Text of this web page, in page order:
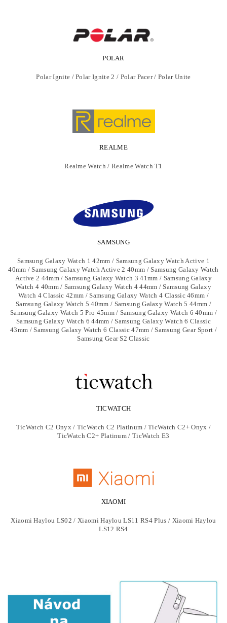
POLAR
Polar Ignite / Polar Ignite 2 / Polar Pacer / Polar Unite
REALME
Realme Watch / Realme Watch T1
SAMSUNG
Samsung Galaxy Watch 1 42mm / Samsung Galaxy Watch Active 1
40mm / Samsung Galaxy Watch Active 2 40mm / Samsung Galaxy Watch
Active 2 44mm / Samsung Galaxy Watch 3 41mm / Samsung Galaxy
Watch 4 40mm / Samsung Galaxy Watch 4 44mm / Samsung Galaxy
Watch 4 Classic 42mm / Samsung Galaxy Watch 4 Classic 46mm /
Samsung Galaxy Watch 5 40mm / Samsung Galaxy Watch 5 44mm /
Samsung Galaxy Watch 5 Pro 45mm / Samsung Galaxy Watch 6 40mm /
Samsung Galaxy Watch 6 44mm / Samsung Galaxy Watch 6 Classic
43mm / Samsung Galaxy Watch 6 Classic 47mm / Samsung Gear Sport /
Samsung Gear S2 Classic
TICWATCH
TicWatch C2 Onyx / TicWatch C2 Platinum / TicWatch C2+ Onyx /
TicWatch C2+ Platinum / TicWatch E3
XIAOMI
Xiaomi Haylou LS02 / Xiaomi Haylou LS11 RS4 Plus / Xiaomi Haylou
LS12 RS4